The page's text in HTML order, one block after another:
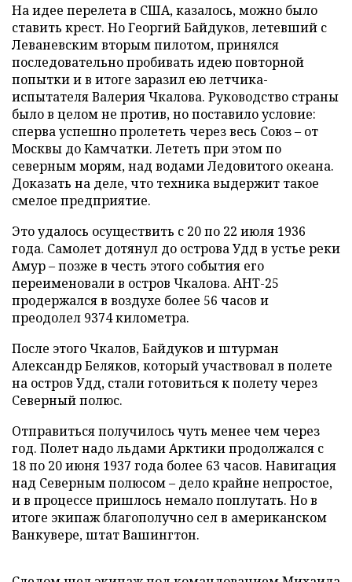
На идее перелета в США, казалось, можно было
ставить крест. Но Георгий Байдуков, летевший с
Леваневским вторым пилотом, принялся
последовательно пробивать идею повторной
попытки и в итоге заразил ею летчика-
испытателя Валерия Чкалова. Руководство страны
было в целом не против, но поставило условие:
сперва успешно пролететь через весь Союз – от
Москвы до Камчатки. Лететь при этом по
северным морям, над водами Ледовитого океана.
Доказать на деле, что техника выдержит такое
смелое предприятие.
Это удалось осуществить с 20 по 22 июля 1936
года. Самолет дотянул до острова Удд в устье реки
Амур – позже в честь этого события его
переименовали в остров Чкалова. АНТ-25
продержался в воздухе более 56 часов и
преодолел 9374 километра.
После этого Чкалов, Байдуков и штурман
Александр Беляков, который участвовал в полете
на остров Удд, стали готовиться к полету через
Северный полюс.
Отправиться получилось чуть менее чем через
год. Полет надо льдами Арктики продолжался с
18 по 20 июня 1937 года более 63 часов. Навигация
над Северным полюсом – дело крайне непростое,
и в процессе пришлось немало поплутать. Но в
итоге экипаж благополучно сел в американском
Ванкувере, штат Вашингтон.